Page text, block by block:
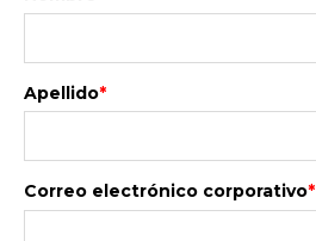
Apellido*
Correo electrónico corporativo*